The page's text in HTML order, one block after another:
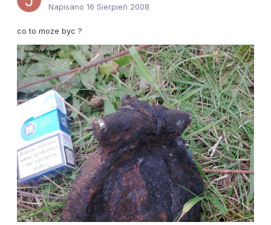
Napisano 16 Sierpień 2008
co to moze byc ?